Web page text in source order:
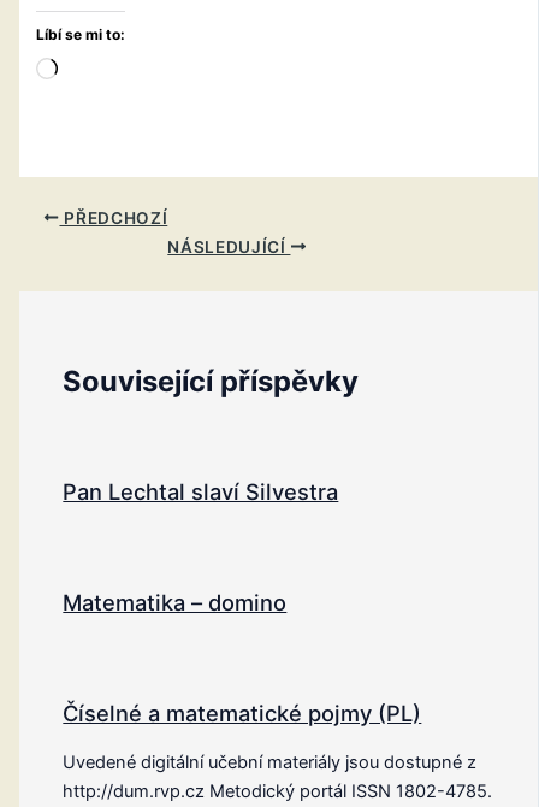
Líbí se mi to:
Načítání…
PŘEDCHOZÍ
NÁSLEDUJÍCÍ
Související příspěvky
Pan Lechtal slaví Silvestra
Matematika – domino
Číselné a matematické pojmy (PL)
Uvedené digitální učební materiály jsou dostupné z
http://dum.rvp.cz Metodický portál ISSN 1802-4785.